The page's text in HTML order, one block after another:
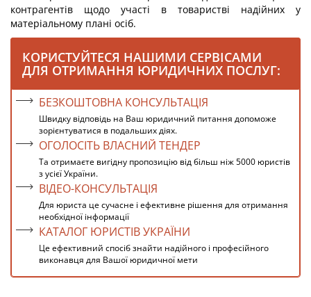
контрагентів щодо участі в товаристві надійних у
матеріальному плані осіб.
КОРИСТУЙТЕСЯ НАШИМИ СЕРВІСАМИ
ДЛЯ ОТРИМАННЯ ЮРИДИЧНИХ ПОСЛУГ:
БЕЗКОШТОВНА КОНСУЛЬТАЦІЯ
Швидку відповідь на Ваш юридичний питання допоможе
зорієнтуватися в подальших діях.
ОГОЛОСІТЬ ВЛАСНИЙ ТЕНДЕР
Та отримаєте вигідну пропозицію від більш ніж 5000 юристів
з усієї України.
ВІДЕО-КОНСУЛЬТАЦІЯ
Для юриста це сучасне і ефективне рішення для отримання
необхідної інформації
КАТАЛОГ ЮРИСТІВ УКРАЇНИ
Це ефективний спосіб знайти надійного і професійного
виконавця для Вашої юридичної мети